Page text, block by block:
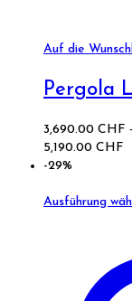
Auf die
Pergola
3,690.00 CHF
5,190.00 CHF
-29%
Ausführung